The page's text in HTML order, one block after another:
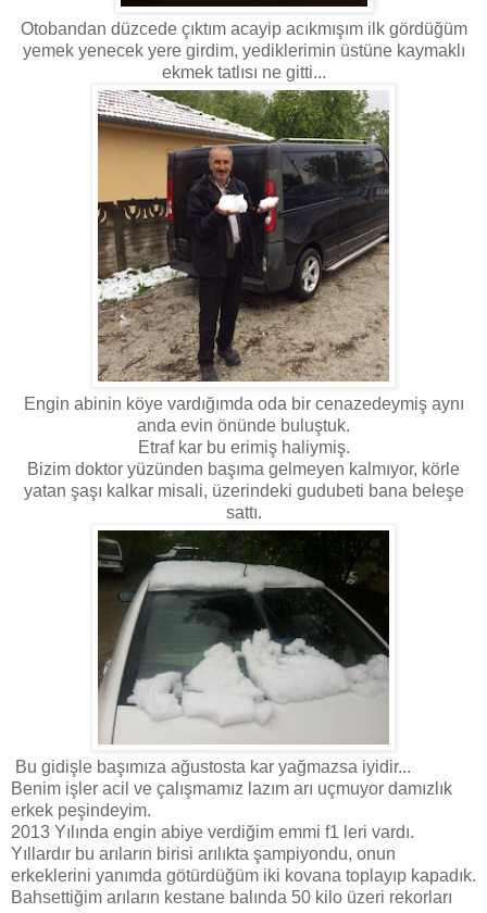
Otobandan düzcede çıktım acayip acıkmışım ilk gördüğüm
yemek yenecek yere girdim, yediklerimin üstüne kaymaklı
ekmek tatlısı ne gitti...
Engin abinin köye vardığımda oda bir cenazedeymiş aynı
anda evin önünde buluştuk.
Etraf kar bu erimiş haliymiş.
Bizim doktor yüzünden başıma gelmeyen kalmıyor, körle
yatan şaşı kalkar misali, üzerindeki gudubeti bana beleşe
sattı.
Bu gidişle başımıza ağustosta kar yağmazsa iyidir...
Benim işler acil ve çalışmamız lazım arı uçmuyor damızlık
erkek peşindeyim.
2013 Yılında engin abiye verdiğim emmi f1 leri vardı.
Yıllardır bu arıların birisi arılıkta şampiyondu, onun
erkeklerini yanımda götürdüğüm iki kovana toplayıp kapadık.
Bahsettiğim arıların kestane balında 50 kilo üzeri rekorları